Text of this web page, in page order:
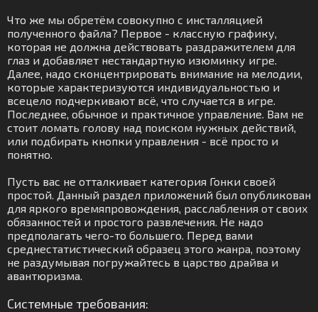
Что же мы обретём совокупно с инсталляцией
полученного файла? Первое - классную графику,
которая не должна действовать раздражителем для
глаз и добавляет нестандартную изюминку игре.
Далее, надо сконцентрировать внимание на мелодии,
которые характеризуются индивидуальностью и
всецело подчеркивают всё, что случается в игре.
Последнее, обычное и практичное управление. Вам не
стоит ломать голову над поиском нужных действий,
или подбирать кнопки управления - всё просто и
понятно.
Пусть вас не отталкивает категория Гонки своей
простой. Данный раздел приложений был опубликован
для яркого времяпровождения, расслабления от своих
обязанностей и простого развлечения. Не надо
предполагать чего-то большего. Перед вами
среднестатистический образец этого жанра, поэтому
не раздумывая погружайтесь в царство драйва и
авантюризма.
Системные требования: